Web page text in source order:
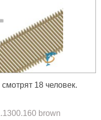
18 человек.
brown